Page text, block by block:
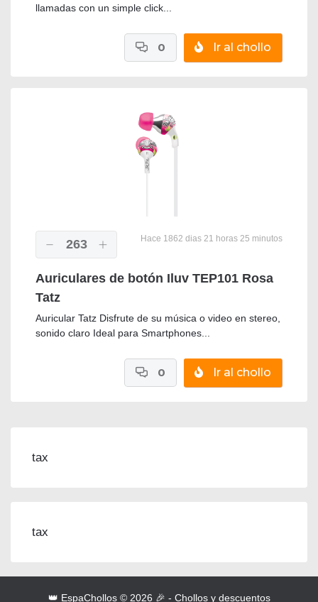
llamadas con un simple click...
Ir al chollo
0
263 Hace 1862 dias 21 horas 25 minutos
Auriculares de botón Iluv TEP101 Rosa
Tatz
Auricular Tatz Disfrute de su música o video en stereo,
sonido claro Ideal para Smartphones...
Ir al chollo
0
tax
tax
👑 EspaChollos © 2026 🎉 - Chollos y descuentos